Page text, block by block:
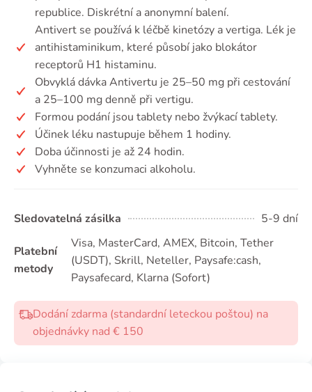
republice. Diskrétní a anonymní balení.
Antivert se používá k léčbě kinetózy a vertiga. Lék je
antihistaminikum, které působí jako blokátor
receptorů H1 histaminu.
Obvyklá dávka Antivertu je 25–50 mg při cestování
a 25–100 mg denně při vertigu.
Formou podání jsou tablety nebo žvýkací tablety.
Účinek léku nastupuje během 1 hodiny.
Doba účinnosti je až 24 hodin.
Vyhněte se konzumaci alkoholu.
Sledovatelná zásilka 5-9 dní
Platební
metody
Visa, MasterCard, AMEX, Bitcoin, Tether
(USDТ), Skrill, Neteller, Paysafe:cash,
Paysafecard, Klarna (Sofort)
Dodání zdarma (standardní leteckou poštou) na
objednávky nad € 150